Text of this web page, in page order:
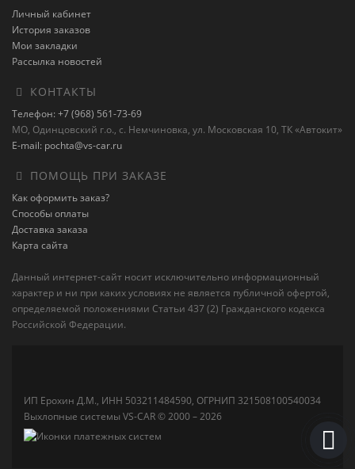
Личный кабинет
История заказов
Мои закладки
Рассылка новостей
КОНТАКТЫ
Телефон: +7 (968) 561-73-69
МО, Одинцовский г.о., с. Немчиновка, ул. Московская 10, ТК «Автокит»
E-mail: pochta@vs-car.ru
ПОМОЩЬ ПРИ ЗАКАЗЕ
Как оформить заказ?
Способы оплаты
Доставка заказа
Карта сайта
Данный интернет-сайт носит исключительно информационный
характер и ни при каких условиях не является публичной офертой,
определяемой положениями Статьи 437 (2) Гражданского кодекса
Российской Федерации.
ИП Ерохин Д.М., ИНН 503211484590, ОГРНИП 321508100540034
Выхлопные системы VS-CAR © 2000 – 2026